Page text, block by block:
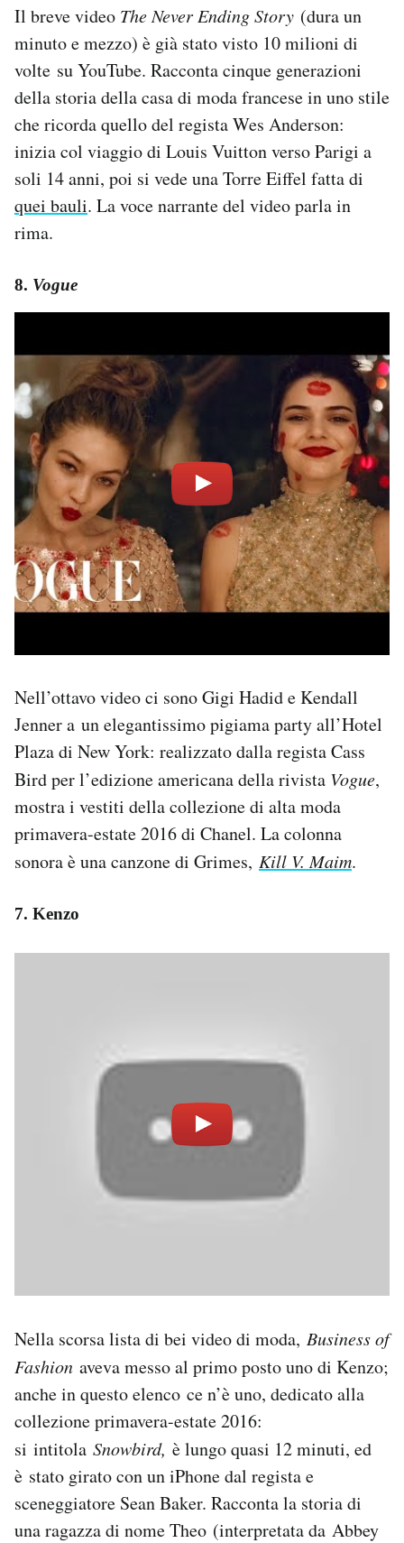
Il breve video The Never Ending Story (dura un
minuto e mezzo) è già stato visto 10 milioni di
volte su YouTube. Racconta cinque generazioni
della storia della casa di moda francese in uno stile
che ricorda quello del regista Wes Anderson:
inizia col viaggio di Louis Vuitton verso Parigi a
soli 14 anni, poi si vede una Torre Eiffel fatta di
quei bauli. La voce narrante del video parla in
rima.
8. Vogue
Nell’ottavo video ci sono Gigi Hadid e Kendall
Jenner a un elegantissimo pigiama party all’Hotel
Plaza di New York: realizzato dalla regista Cass
Bird per l’edizione americana della rivista Vogue,
mostra i vestiti della collezione di alta moda
primavera-estate 2016 di Chanel. La colonna
sonora è una canzone di Grimes, Kill V. Maim.
7. Kenzo
Nella scorsa lista di bei video di moda, Business of
Fashion aveva messo al primo posto uno di Kenzo;
anche in questo elenco ce n’è uno, dedicato alla
collezione primavera-estate 2016:
si intitola Snowbird, è lungo quasi 12 minuti, ed
è stato girato con un iPhone dal regista e
sceneggiatore Sean Baker. Racconta la storia di
una ragazza di nome Theo (interpretata da Abbey